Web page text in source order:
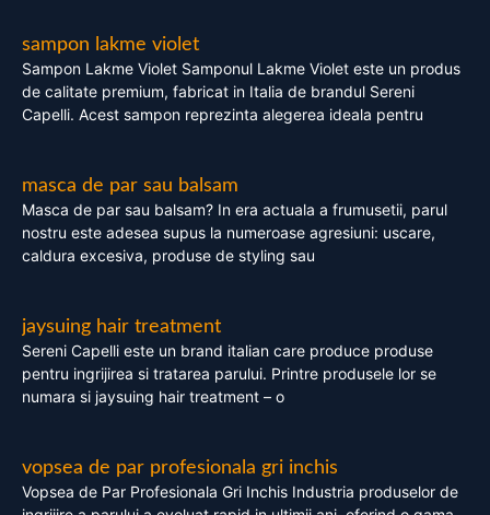
sampon lakme violet
Sampon Lakme Violet Samponul Lakme Violet este un produs
de calitate premium, fabricat in Italia de brandul Sereni
Capelli. Acest sampon reprezinta alegerea ideala pentru
masca de par sau balsam
Masca de par sau balsam? In era actuala a frumusetii, parul
nostru este adesea supus la numeroase agresiuni: uscare,
caldura excesiva, produse de styling sau
jaysuing hair treatment
Sereni Capelli este un brand italian care produce produse
pentru ingrijirea si tratarea parului. Printre produsele lor se
numara si jaysuing hair treatment – o
vopsea de par profesionala gri inchis
Vopsea de Par Profesionala Gri Inchis Industria produselor de